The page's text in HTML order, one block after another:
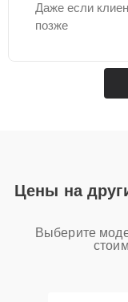
Даже если
позже
Цены на
Выберите